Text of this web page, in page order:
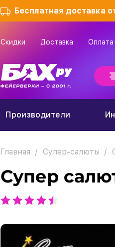
Бесплатная доставка
Скидки Доставка Оплата
Производители
Главная Супер-салюты
Супер